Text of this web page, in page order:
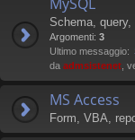
Schema,
Argomenti: 3
Ultimo messaggio:
da admsistenet ,
MS Access
Form, VBA,